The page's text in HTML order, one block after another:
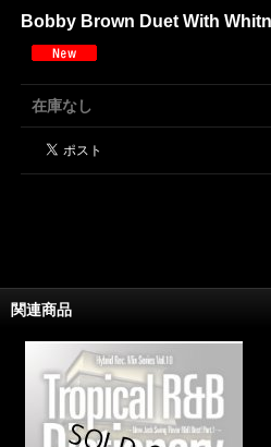
Bobby Brown Duet With
在庫なし
関連商品